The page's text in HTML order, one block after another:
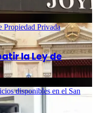
Propiedad Privada
la Ley de
disponibles en el San